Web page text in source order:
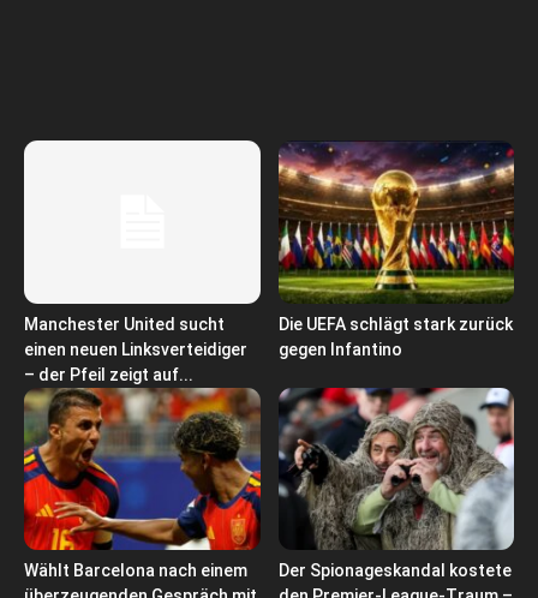
Manchester United sucht
einen neuen Linksverteidiger
– der Pfeil zeigt auf...
Die UEFA schlägt stark zurück
gegen Infantino
Wählt Barcelona nach einem
Der Spionageskandal kostete